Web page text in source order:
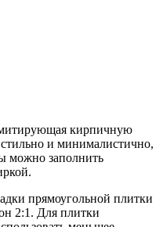
кирпичную
и минималистично,
можно заполнить
прямоугольной плитки
2:1. Для плитки